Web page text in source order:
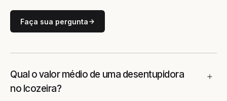
Faça sua pergunta
Qual o valor médio de uma desentupidora
no Icozeira?